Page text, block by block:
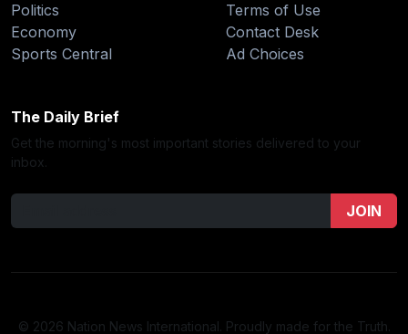
Politics
Economy
Sports Central
Terms of Use
Contact Desk
Ad Choices
The Daily Brief
Get the morning's most important stories delivered to your
inbox.
JOIN
© 2026 Nation News International. Proudly made for the Truth.